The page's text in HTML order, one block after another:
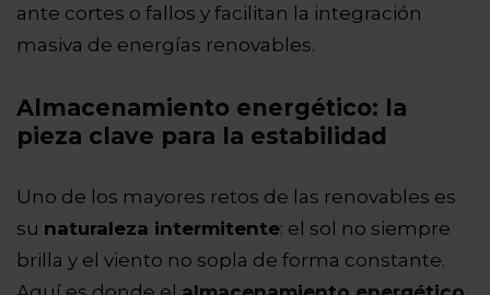
ante cortes o fallos y facilitan la integración
masiva de energías renovables.
Almacenamiento energético: la
pieza clave para la estabilidad
Uno de los mayores retos de las renovables es
su naturaleza intermitente: el sol no siempre
brilla y el viento no sopla de forma constante.